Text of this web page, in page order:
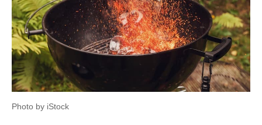
Photo by iStock